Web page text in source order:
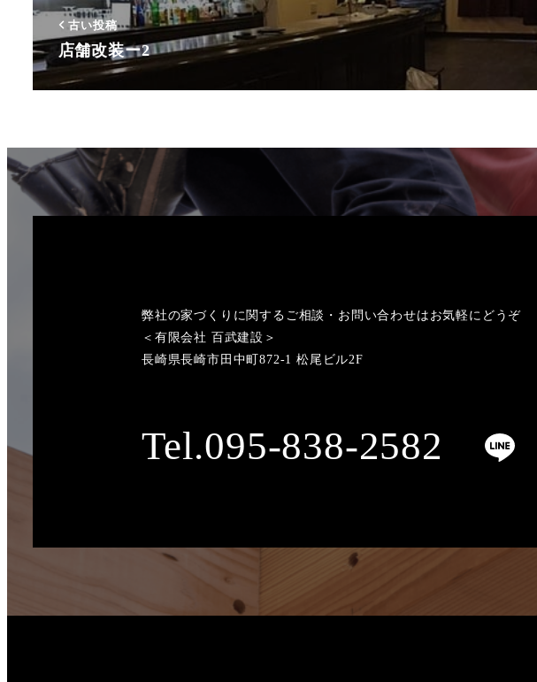
古い投稿
店舗改装ー2
弊社の家づくりに関するご相談・お問い合わせはお気軽にどうぞ
＜有限会社 百武建設＞
長崎県長崎市田中町872-1 松尾ビル2F
Tel.095-838-2582